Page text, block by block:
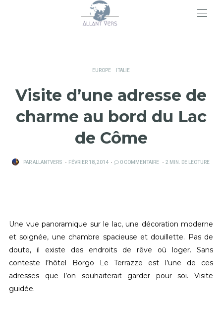
EUROPE ITALIE
Visite d’une adresse de
charme au bord du Lac
de Côme
PARALLANTVERS
PUBLIÉ
FÉVRIER 18, 2014 0 COMMENTAIRE 2 MIN. DE LECTURE
Une vue panoramique sur le lac, une décoration moderne
et soignée, une chambre spacieuse et douillette. Pas de
doute, il existe des endroits de rêve où loger. Sans
conteste l’hôtel Borgo Le Terrazze est l’une de ces
adresses que l’on souhaiterait garder pour soi. Visite
guidée.